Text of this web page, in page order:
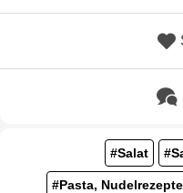
#Salat
#Pasta,